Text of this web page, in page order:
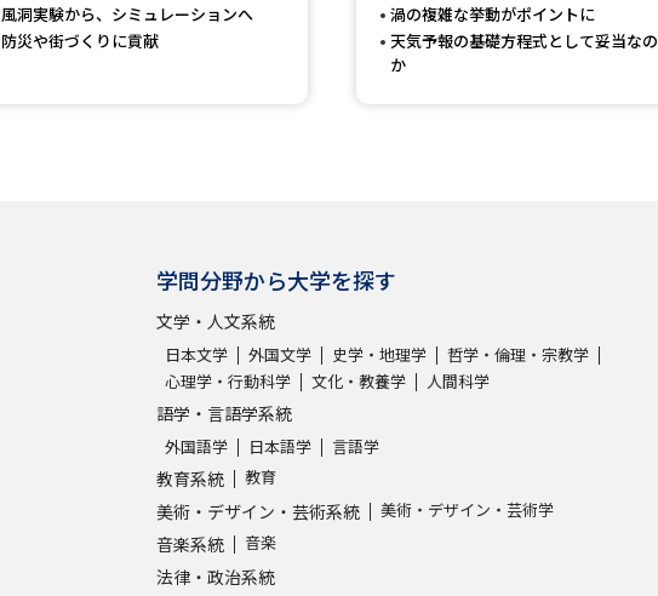
SELFBRAND特集ページ
志望校・出願校を調べる
併願校選び
テレメール全国一斉進学調査
風洞実験から、シミュレーションへ
防災や街づくりに貢献
渦の複雑な挙動がポイントに
天気予報の基礎方程式として妥当なの
か
学問分野から大学を探す
文学・人文系統
日本文学 外国文学 史学・地理学
哲学・倫理・宗教学
心理学・行動科学
文化・教養学 人間科学
語学・言語学系統
外国語学 日本語学 言語学
教育系統 教育
美術・デザイン・芸術系統 美術・デザイン・芸術学
音楽系統 音楽
法律・政治系統